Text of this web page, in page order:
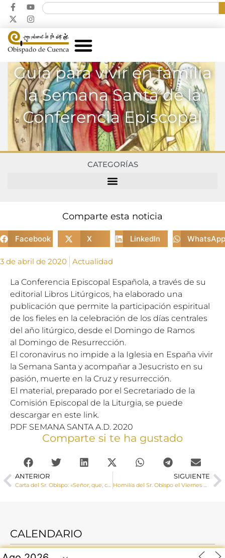
Guía para vivir en familia
la Semana Santa de la
Conferencia Episcopal
CATEGORÍAS
Comparte esta noticia
Facebook X LinkedIn WhatsApp
3 de abril de 2020 Actualidad
La Conferencia Episcopal Española, a través de su
editorial Libros Litúrgicos, ha elaborado una
publicación que permite la participación espiritual
de los fieles en la celebración de los días centrales
del año litúrgico, desde el Domingo de Ramos
al Domingo de Resurrección.
El coronavirus no impide a la Iglesia en España vivir
la Semana Santa y acompañar a Jesucristo en su
pasión, muerte en la Cruz y resurrección.
El material, preparado por el Secretariado de la
Comisión Episcopal de la Liturgia, se puede
descargar en este link.
PDF SEMANA SANTA A.D. 2020
Comparte si te ha gustado
ANTERIOR
Carta del Sr. Obispo: «Señor, que, cuando esto pase, nada sea como antes»
SIGUIENTE
Homilía del Sr. Obispo el Viernes de Dolores: «No nos dejemos hundir en la amargura, en la desesperación o en la resignación. No somos indiferentes para Dios.»
CALENDARIO